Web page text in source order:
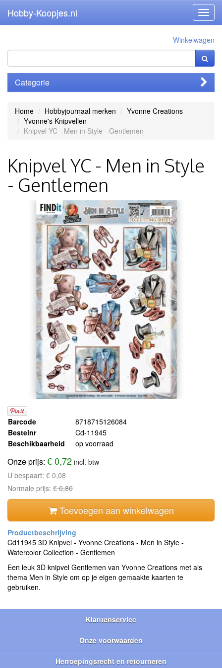
Hobby-Koopjes.nl
Winkelwagen
Categorie
Home Hobbyjournaal merken
Yvonne Creations
Yvonne's Knipvellen
Knipvel YC - Men in Style - Gentlemen
Knipvel YC - Men in Style
- Gentlemen
Barcode
8718715126084
Bestelnr
Cd-11945
Beschikbaarheid
op voorraad
Onze prijs: € 0,72incl. btw
U bespaart: € 0,08
Normale prijs: € 0,80
Toevoegen aan winkelwagen
Cd11945 3D Knipvel - Yvonne Creations - Men in Style -
Watercolor Collection - Gentlemen
Een leuk 3D knipvel Gentlemen van Yvonne Creations met als
thema Men in Style om op je eigen gemaakte kaarten te
gebruiken.
Klantenservice
Onze voorwaarden
Herroepingsrecht en retourneren